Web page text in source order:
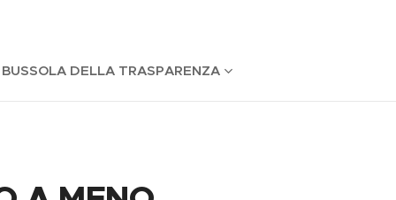
DELLA TRASPARENZA